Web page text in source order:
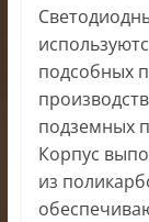
подсобных
подземных
Корпус
из